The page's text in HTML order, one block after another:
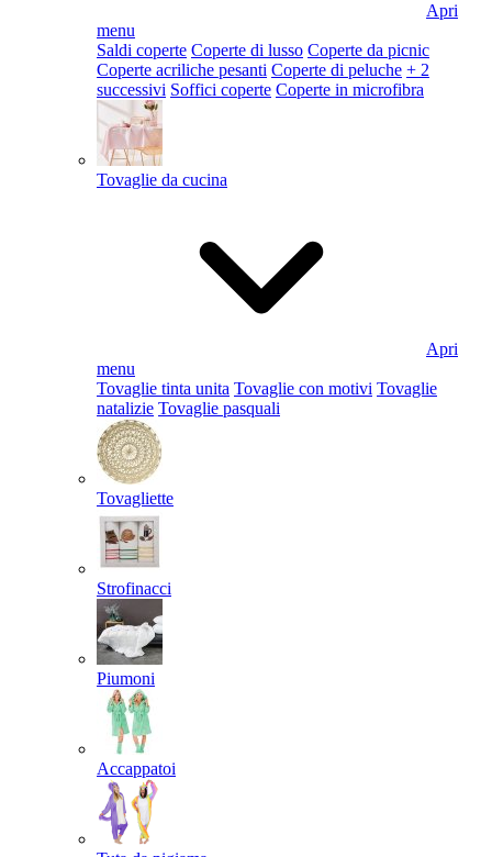
Apri
menu
Saldi coperte Coperte di lusso Coperte da picnic
Coperte acriliche pesanti Coperte di peluche + 2
successivi Soffici coperte Coperte in microfibra
Tovaglie da cucina
Apri
menu
Tovaglie tinta unita Tovaglie con motivi Tovaglie
natalizie Tovaglie pasquali
Tovagliette
Strofinacci
Piumoni
Accappatoi